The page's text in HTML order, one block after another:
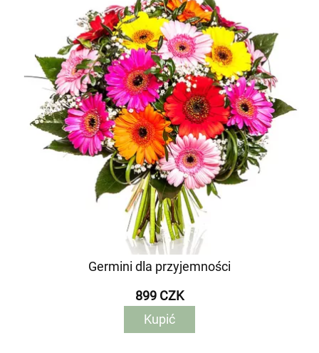
Germini dla przyjemności
899 CZK
Kupić